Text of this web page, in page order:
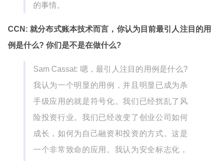
的事情。
CCN: 就分布式账本技术而言，你认为目前最引人注目的用
例是什么? 你们是不是在做什么?
Sam Cassat: 嗯，最引人注目的用例是什么?
我认为一个明显的用例，并且明显已成为杀
手级应用的就是符号化。我们已经扰乱了风
险投资行业。我们已经改变了创业公司如何
成长，如何为自己融资和投资的方式。这是
一个非常致命的应用。我认为安全标志化，